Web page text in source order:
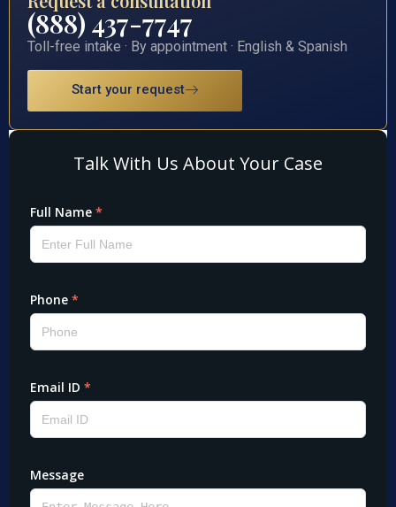
(888) 437-7747
Toll-free intake · By appointment · English & Spanish
Start your request